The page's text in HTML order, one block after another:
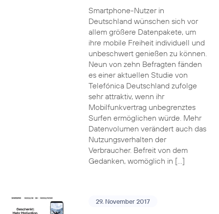
Smartphone-Nutzer in
Deutschland wünschen sich vor
allem größere Datenpakete, um
ihre mobile Freiheit individuell und
unbeschwert genießen zu können.
Neun von zehn Befragten fänden
es einer aktuellen Studie von
Telefónica Deutschland zufolge
sehr attraktiv, wenn ihr
Mobilfunkvertrag unbegrenztes
Surfen ermöglichen würde. Mehr
Datenvolumen verändert auch das
Nutzungsverhalten der
Verbraucher. Befreit von dem
Gedanken, womöglich in […]
29. November 2017